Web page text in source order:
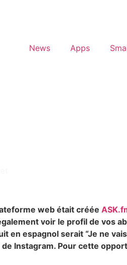
News Apps
web était créée
voir le profil de vos
en espagnol serait “Je ne
Instagram. Pour cette